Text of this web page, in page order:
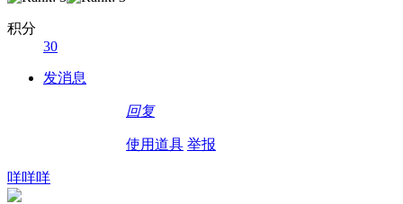
积分
30
发消息
回复
使用道具 举报
咩咩咩